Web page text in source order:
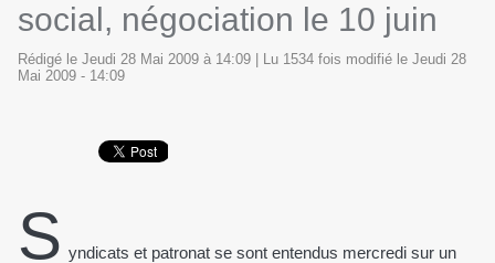
social, négociation le 10 juin
Rédigé le Jeudi 28 Mai 2009 à 14:09 | Lu 1534 fois modifié le Jeudi 28
Mai 2009 - 14:09
S yndicats et patronat se sont entendus mercredi sur un